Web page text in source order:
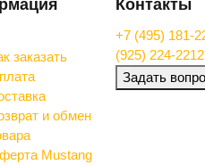
заказать
и обмен
Mustang
Контакты
+7 (495) 181-
(925) 224-2212
Задать